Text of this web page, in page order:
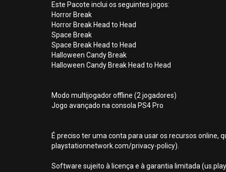
Este Pacote inclui os seguintes jogos:
Horror Break
Horror Break Head to Head
Space Break
Space Break Head to Head
Halloween Candy Break
Halloween Candy Break Head to Head
Modo multijogador offline (2 jogadores)
Jogo avançado na consola PS4 Pro
É preciso ter uma conta para usar os recursos
playstationnetwork.com/privacy-policy).
Software sujeito à licença e à garantia limitada